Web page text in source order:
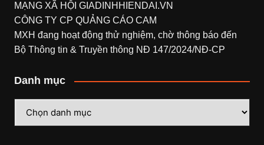
MẠNG XÃ HỘI GIADINHHIENDAI.VN
CÔNG TY CP QUẢNG CÁO CAM
MXH đang hoạt động thử nghiệm, chờ thông báo đến
Bộ Thông tin & Truyền thông NĐ 147/2024/NĐ-CP
Danh mục
mục